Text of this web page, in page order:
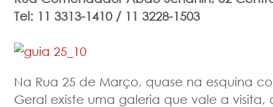
Tel: 11 3313-1410 / 11 3228-1503
Na Rua 25 de Março, quase na esquina
Geral existe uma galeria que vale a visita,